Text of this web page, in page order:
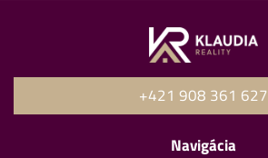
+421 908 361 627
Navigácia